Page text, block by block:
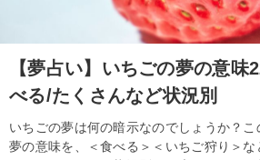
【夢占い】いちごの夢の意味
べる/たくさんなど状況別
いちごの夢は何の暗示なのでしょうか？
夢の意味を、＜食べる＞＜いちご狩り＞な